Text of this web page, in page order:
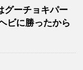
グーチョキパー
ビに勝ったから